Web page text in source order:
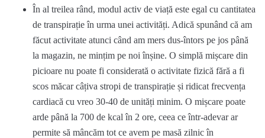
În al treilea rând, modul activ de viață este egal cu cantitatea
de transpirație în urma unei activități. Adică spunând că am
făcut activitate atunci când am mers dus-întors pe jos până
la magazin, ne mințim pe noi înșine. O simplă mișcare din
picioare nu poate fi considerată o activitate fizică fără a fi
scos măcar câțiva stropi de transpirație și ridicat frecvența
cardiacă cu vreo 30-40 de unități minim. O mișcare poate
arde până la 700 de kcal în 2 ore, ceea ce într-adevar ar
permite să mâncăm tot ce avem pe masă zilnic în